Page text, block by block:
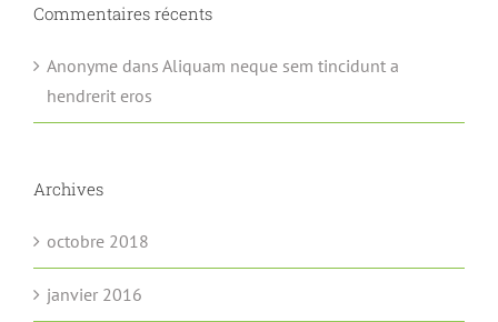
Commentaires récents
Anonyme dans Aliquam neque sem tincidunt a
hendrerit eros
Archives
octobre 2018
janvier 2016